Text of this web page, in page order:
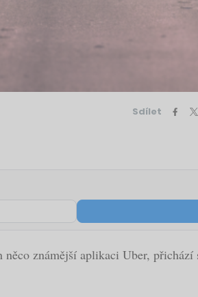
Sdílet
známější aplikaci Uber,